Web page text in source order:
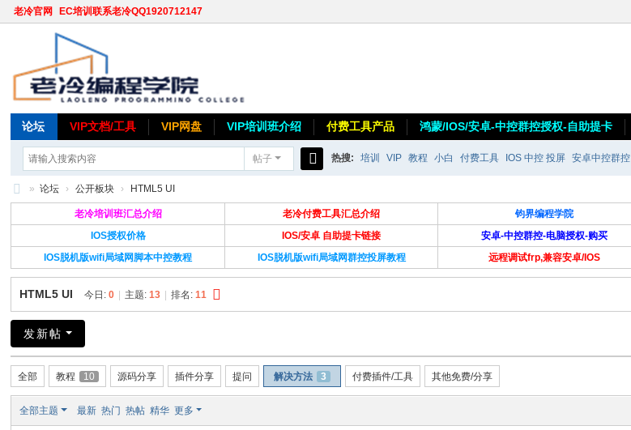
老冷官网 EC培训联系老冷QQ1920712147
论坛 VIP文档/工具 VIP网盘 VIP培训班介绍 付费工具产品 鸿蒙/IOS/安卓-中控群控授权-自助提卡
帖子
索
热搜: 培训 VIP 教程 小白 付费工具 IOS 中控 投屏 安卓中控群控
» 论坛 › 公开板块 › HTML5 UI
老冷培训班汇总介绍 老冷付费工具汇总介绍 钧界编程学院
IOS授权价格
IOS/安卓 自助提卡链接 安卓-中控群控-电脑授权-购买
IOS脱机版wifi局域网脚本中控教程
IOS脱机版wifi局域网群控投屏教程 远程调试frp,兼容安卓/IOS
HTML5 UI 今日:0 主题:13 排名:11
发新帖
全部 教程 10 源码分享 插件分享 提问 解决方法 3 付费插件/工具 其他免费/分享
全部主题 最新 热门 热帖 精华 更多